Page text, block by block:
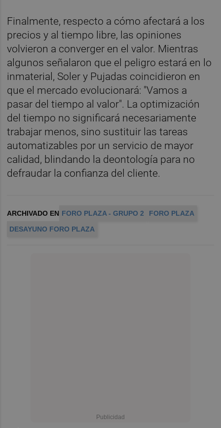
Finalmente, respecto a cómo afectará a los
precios y al tiempo libre, las opiniones
volvieron a converger en el valor. Mientras
algunos señalaron que el peligro estará en lo
inmaterial, Soler y Pujadas coincidieron en
que el mercado evolucionará: "Vamos a
pasar del tiempo al valor". La optimización
del tiempo no significará necesariamente
trabajar menos, sino sustituir las tareas
automatizables por un servicio de mayor
calidad, blindando la deontología para no
defraudar la confianza del cliente.
ARCHIVADO EN FORO PLAZA - GRUPO 2
FORO PLAZA
DESAYUNO FORO PLAZA